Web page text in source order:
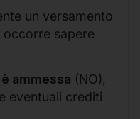
un versamento
occorre sapere
ammessa (NO),
eventuali crediti